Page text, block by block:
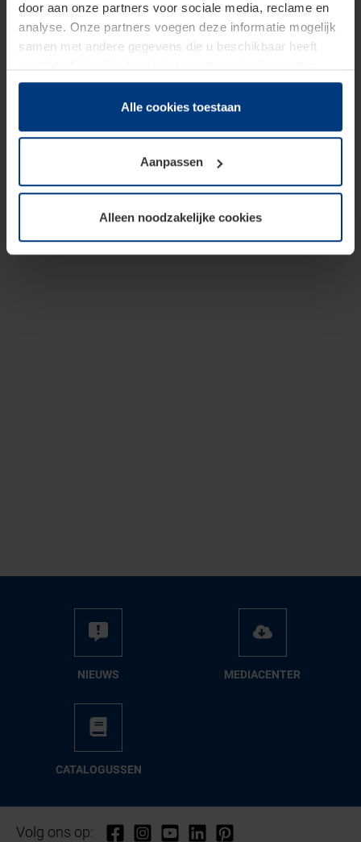
door aan onze partners voor sociale media, reclame en
analyse. Onze partners voegen deze informatie mogelijk
samen met andere gegevens die u beschikbaar heeft
dienstverlening hebben verzameld.
Juridisch zijn wij gerechtigd om cookies op uw computer
onze pagina's absoluut noodzakelijk is. Voor alle andere
soorten cookies is uw toestemming vereist. Uw
toestemming kunt u op elk moment bij de uitleg van de
wijzigen of herroepen.
Alle cookies toestaan
Aanpassen
Alleen noodzakelijke cookies
NIEUWS ME­DIA­CEN­TER
CA­TA­LO­GUS­SEN
Volg ons op: